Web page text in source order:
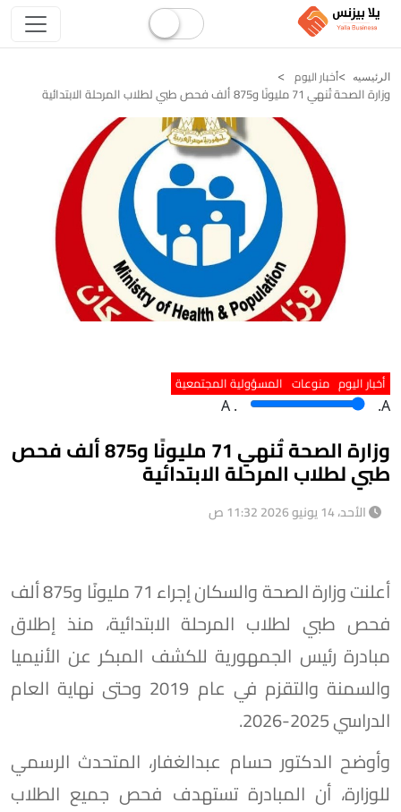
الرئيسيه أخبار اليوم
وزارة الصحة تُنهي 71 مليونًا و875 ألف فحص طبي لطلاب المرحلة الابتدائية
أخبار اليوم منوعات المسؤولية المجتمعية
A . .A
وزارة الصحة تُنهي 71 مليونًا و875 ألف فحص
طبي لطلاب المرحلة الابتدائية
الأحد، 14 يونيو 2026 11:32 ص
أعلنت وزارة الصحة والسكان إجراء 71 مليونًا و875 ألف
فحص طبي لطلاب المرحلة الابتدائية، منذ إطلاق
مبادرة رئيس الجمهورية للكشف المبكر عن الأنيميا
والسمنة والتقزم في عام 2019 وحتى نهاية العام
الدراسي 2025-2026.
وأوضح الدكتور حسام عبدالغفار، المتحدث الرسمي
للوزارة، أن المبادرة تستهدف فحص جميع الطلاب